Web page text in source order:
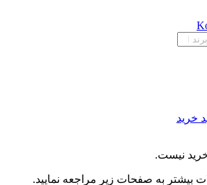
خرید
نیست.
به صفحات زیر مراجعه نمایید.